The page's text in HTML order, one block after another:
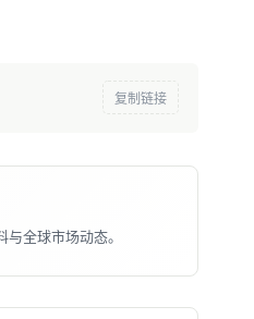
复制链接
全球市场动态。